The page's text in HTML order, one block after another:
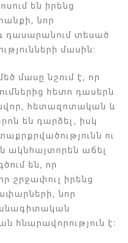
են իրենց
նոր
դասարանում տեսած
մասին։
մասը նշում է, որ
հետո դասերն
հետազոտական և
են դարձել, իսկ
ու
ակնհայտորեն աճել
են, որ
շրջափուլ իրենց
նոր
հնարավորություն է։